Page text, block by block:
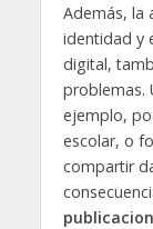
Además, la
identidad y
digital,
problemas.
ejemplo,
escolar, o
compartir